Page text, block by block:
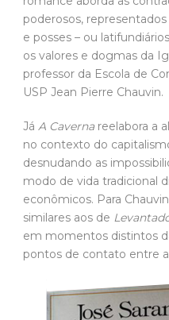
JáA Cavernareelabora a
no contexto do
desnudando as
modo de vida tradicional
econômicos. Para
em momentos distintos
pontos de contato entre